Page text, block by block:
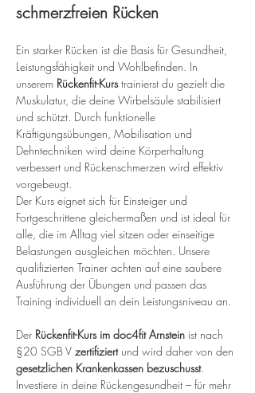
schmerzfreien Rücken
Ein starker Rücken ist die Basis für Gesundheit,
Leistungsfähigkeit und Wohlbefinden. In
unserem Rückenfit-Kurs trainierst du gezielt die
Muskulatur, die deine Wirbelsäule stabilisiert
und schützt. Durch funktionelle
Kräftigungsübungen, Mobilisation und
Dehntechniken wird deine Körperhaltung
verbessert und Rückenschmerzen wird effektiv
vorgebeugt.
Der Kurs eignet sich für Einsteiger und
Fortgeschrittene gleichermaßen und ist ideal für
alle, die im Alltag viel sitzen oder einseitige
Belastungen ausgleichen möchten. Unsere
qualifizierten Trainer achten auf eine saubere
Ausführung der Übungen und passen das
Training individuell an dein Leistungsniveau an.
Der Rückenfit-Kurs im doc4fit Arnstein ist nach
§20 SGB V zertifiziert und wird daher von den
gesetzlichen Krankenkassen bezuschusst.
Investiere in deine Rückengesundheit – für mehr